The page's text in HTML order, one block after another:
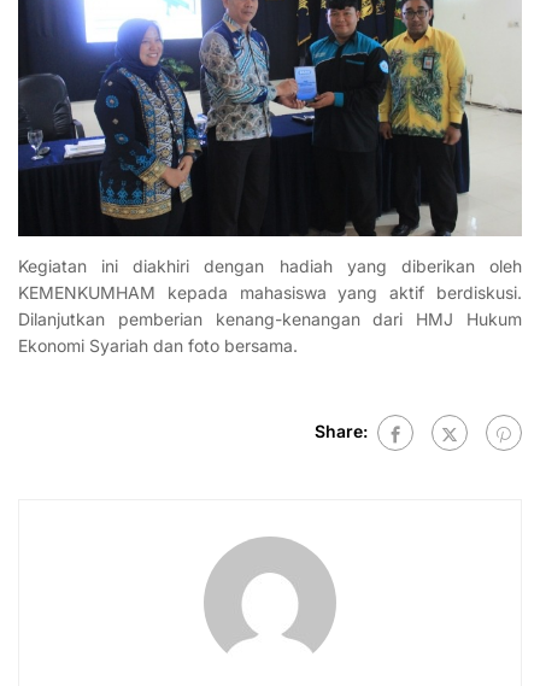
Kegiatan ini diakhiri dengan hadiah yang diberikan oleh
KEMENKUMHAM kepada mahasiswa yang aktif berdiskusi.
Dilanjutkan pemberian kenang-kenangan dari HMJ Hukum
Ekonomi Syariah dan foto bersama.
Share: